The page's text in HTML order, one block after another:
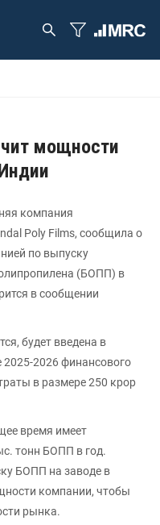
мощности
компания
Poly Films, сообщила о
по выпуску
(БОПП) в
в сообщении
будет введена в
2026 финансового
в размере 250 крор
время имеет
тонн БОПП в год.
БОПП на заводе в
компании, чтобы
рынка.